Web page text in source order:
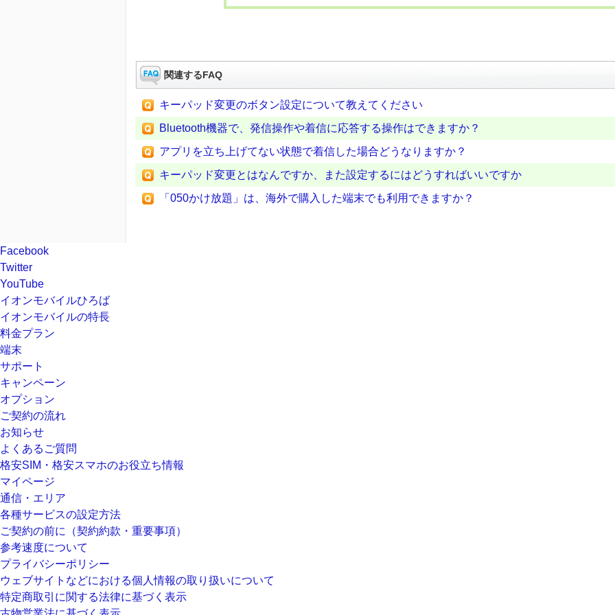
関連するFAQ
キーパッド変更のボタン設定について教えてください
Bluetooth機器で、発信操作や着信に応答する操作はできますか？
アプリを立ち上げてない状態で着信した場合どうなりますか？
キーパッド変更とはなんですか、また設定するにはどうすればいいですか
「050かけ放題」は、海外で購入した端末でも利用できますか？
Facebook
Twitter
YouTube
イオンモバイルひろば
イオンモバイルの特長
料金プラン
端末
サポート
キャンペーン
オプション
ご契約の流れ
お知らせ
よくあるご質問
格安SIM・格安スマホのお役立ち情報
マイページ
通信・エリア
各種サービスの設定方法
ご契約の前に（契約約款・重要事項）
参考速度について
プライバシーポリシー
ウェブサイトなどにおける個人情報の取り扱いについて
特定商取引に関する法律に基づく表示